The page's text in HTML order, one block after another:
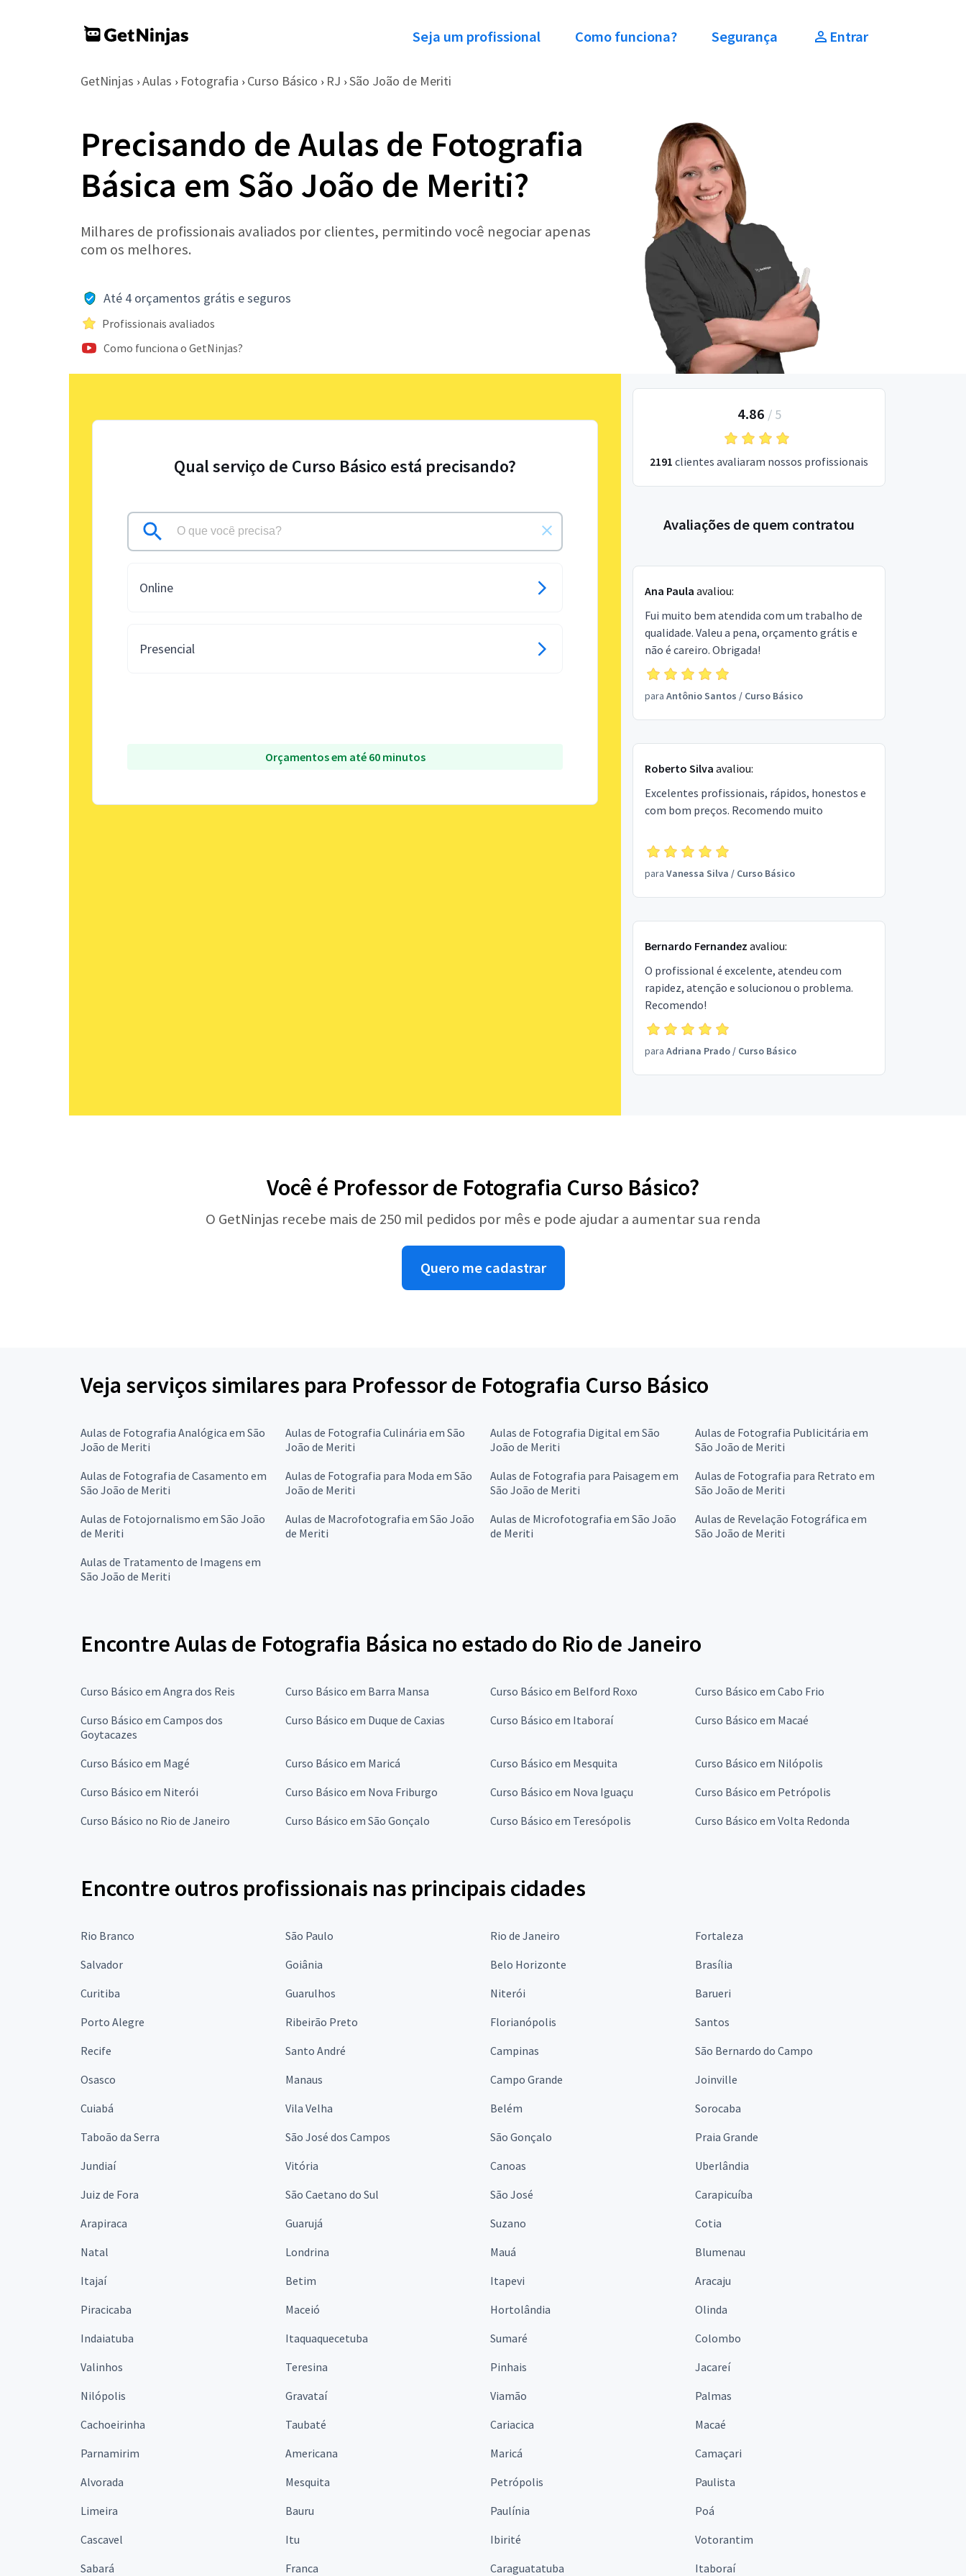
Seja um profissional Como funciona? Segurança Entrar
GetNinjas › Aulas › Fotografia › Curso Básico › RJ › São João de Meriti
Precisando de Aulas de Fotografia
Básica em São João de Meriti?
Milhares de profissionais avaliados por clientes, permitindo você negociar apenas
com os melhores.
Até 4 orçamentos grátis e seguros
Profissionais avaliados
Como funciona o GetNinjas?
Qual serviço de Curso Básico está precisando?
Online
Presencial
Orçamentos em até 60 minutos
4.86 / 5
2191 clientes avaliaram nossos profissionais
Avaliações de quem contratou
Ana Paula avaliou:
Fui muito bem atendida com um trabalho de
qualidade. Valeu a pena, orçamento grátis e
não é careiro. Obrigada!
para Antônio Santos / Curso Básico
Roberto Silva avaliou:
Excelentes profissionais, rápidos, honestos e
com bom preços. Recomendo muito
para Vanessa Silva / Curso Básico
Bernardo Fernandez avaliou:
O profissional é excelente, atendeu com
rapidez, atenção e solucionou o problema.
Recomendo!
para Adriana Prado/ Curso Básico
Você é Professor de Fotografia Curso Básico?
O GetNinjas recebe mais de 250 mil pedidos por mês e pode ajudar a aumentar sua renda
Quero me cadastrar
Veja serviços similares para Professor de Fotografia Curso Básico
Aulas de Fotografia Analógica em São
João de Meriti
Aulas de Fotografia Culinária em São
João de Meriti
Aulas de Fotografia Digital em São
João de Meriti
Aulas de Fotografia Publicitária em
São João de Meriti
Aulas de Fotografia de Casamento em
São João de Meriti
Aulas de Fotografia para Moda em São
João de Meriti
Aulas de Fotografia para Paisagem em
São João de Meriti
Aulas de Fotografia para Retrato em
São João de Meriti
Aulas de Fotojornalismo em São João
de Meriti
Aulas de Macrofotografia em São João
de Meriti
Aulas de Microfotografia em São João
de Meriti
Aulas de Revelação Fotográfica em
São João de Meriti
Aulas de Tratamento de Imagens em
São João de Meriti
Encontre Aulas de Fotografia Básica no estado do Rio de Janeiro
Curso Básico em Angra dos Reis Curso Básico em Barra Mansa Curso Básico em Belford Roxo
Curso Básico em Cabo Frio
Curso Básico em Campos dos
Goytacazes
Curso Básico em Duque de Caxias Curso Básico em Itaboraí Curso Básico em Macaé
Curso Básico em Magé Curso Básico em Maricá Curso Básico em Mesquita
Curso Básico em Nilópolis
Curso Básico em Niterói
Curso Básico em Nova Friburgo Curso Básico em Nova Iguaçu
Curso Básico em Petrópolis
Curso Básico no Rio de Janeiro
Curso Básico em São Gonçalo Curso Básico em Teresópolis Curso Básico em Volta Redonda
Encontre outros profissionais nas principais cidades
Rio Branco São Paulo Rio de Janeiro
Fortaleza
Salvador
Goiânia Belo Horizonte
Brasília
Curitiba
Guarulhos Niterói
Barueri
Porto Alegre
Ribeirão Preto Florianópolis
Santos
Recife
Santo André Campinas
São Bernardo do Campo
Osasco
Manaus Campo Grande
Joinville
Cuiabá
Vila Velha Belém
Sorocaba
Taboão da Serra
São José dos Campos São Gonçalo
Praia Grande
Jundiaí
Vitória Canoas
Uberlândia
Juiz de Fora
São Caetano do Sul São José
Carapicuíba
Arapiraca
Guarujá Suzano
Cotia
Natal
Londrina Mauá
Blumenau
Itajaí
Betim Itapevi
Aracaju
Piracicaba
Maceió Hortolândia
Olinda
Indaiatuba
Itaquaquecetuba Sumaré
Colombo
Valinhos
Teresina Pinhais
Jacareí
Nilópolis
Gravataí Viamão
Palmas
Cachoeirinha
Taubaté Cariacica
Macaé
Parnamirim
Americana Maricá
Camaçari
Alvorada
Mesquita Petrópolis
Paulista
Limeira
Bauru Paulínia
Poá
Cascavel
Itu Ibirité
Votorantim
Sabará
Franca Caraguatatuba Itaboraí